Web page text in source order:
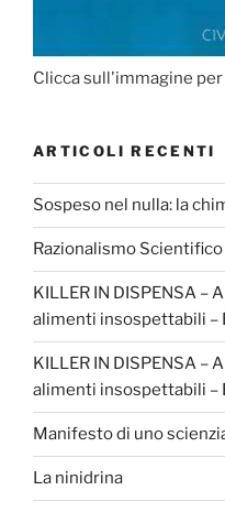
Clicca sull'immagine
ARTICOLI RECENTI
Sospeso nel nulla: la
Razionalismo
KILLER IN DISPENSA –
alimenti insospettabili –
KILLER IN DISPENSA –
alimenti insospettabili –
Manifesto di uno
La ninidrina